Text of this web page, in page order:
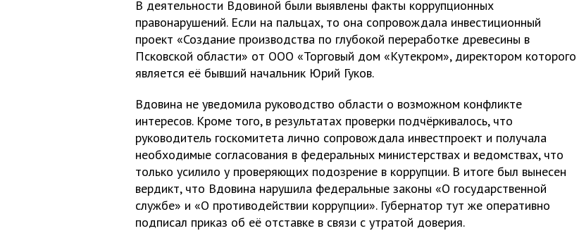
В деятельности Вдовиной были выявлены факты коррупционных
правонарушений. Если на пальцах, то она сопровождала инвестиционный
проект «Создание производства по глубокой переработке древесины в
Псковской области» от ООО «Торговый дом «Кутекром», директором которого
является её бывший начальник Юрий Гуков.
Вдовина не уведомила руководство области о возможном конфликте
интересов. Кроме того, в результатах проверки подчёркивалось, что
руководитель госкомитета лично сопровождала инвестпроект и получала
необходимые согласования в федеральных министерствах и ведомствах, что
только усилило у проверяющих подозрение в коррупции. В итоге был вынесен
вердикт, что Вдовина нарушила федеральные законы «О государственной
службе» и «О противодействии коррупции». Губернатор тут же оперативно
подписал приказ об её отставке в связи с утратой доверия.